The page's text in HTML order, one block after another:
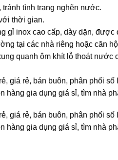
tránh tình trạng nghẽn nước.
thời gian.
gỉ inox cao cấp, dày dặn,
tại các nhà riêng hoặc căn
quanh ôm khít lỗ thoát
giá rẻ, bán buôn, phân phối
hàng gia dụng giá sỉ, tìm nhà
giá rẻ, bán buôn, phân phối
hàng gia dụng giá sỉ, tìm nhà